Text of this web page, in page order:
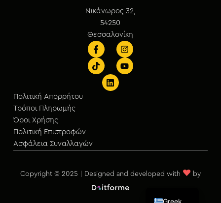
Νικάνωρος 32,
54250
Θεσσαλονίκη
Πολιτική Απορρήτου
Τρόποι Πληρωμής
Όροι Χρήσης
Πολιτική Επιστροφών
Ασφάλεια Συναλλαγών
Copyright © 2025 | Designed and developed with ♥ by
Greek